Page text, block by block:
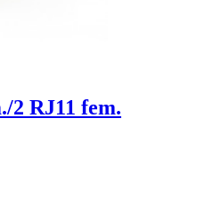
2 RJ11 fem.